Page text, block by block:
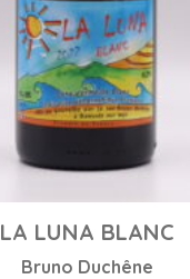
LA LUNA BLANC
Bruno Duchêne